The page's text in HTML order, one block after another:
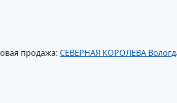
продажа: СЕВЕРНАЯ КОРОЛЕВА